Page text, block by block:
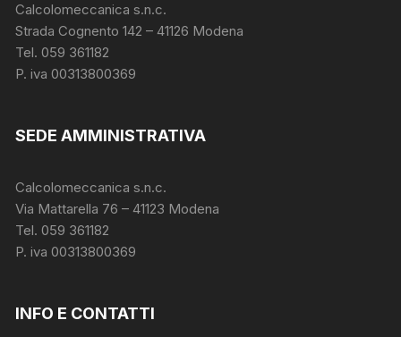
Calcolomeccanica s.n.c.
Strada Cognento 142 – 41126 Modena
Tel. 059 361182
P. iva 00313800369
SEDE AMMINISTRATIVA
Calcolomeccanica s.n.c.
Via Mattarella 76 – 41123 Modena
Tel. 059 361182
P. iva 00313800369
INFO E CONTATTI